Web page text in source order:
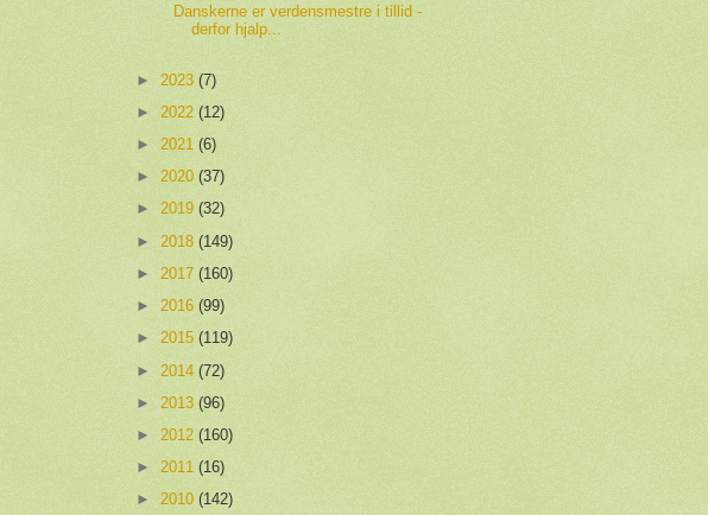
Danskerne er verdensmestre i tillid -
derfor hjalp...
► 2023 (7)
► 2022 (12)
► 2021 (6)
► 2020 (37)
► 2019 (32)
► 2018 (149)
► 2017 (160)
► 2016 (99)
► 2015 (119)
► 2014 (72)
► 2013 (96)
► 2012 (160)
► 2011 (16)
► 2010 (142)